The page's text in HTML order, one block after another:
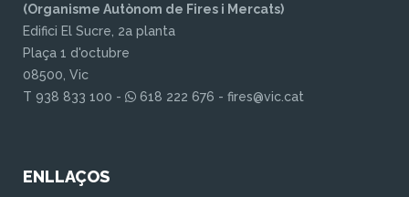
(Organisme Autònom de Fires i Mercats)
Edifici El Sucre, 2a planta
Plaça 1 d'octubre
08500, Vic
T 938 833 100 -
618 222 676 - fires@vic.cat
ENLLAÇOS